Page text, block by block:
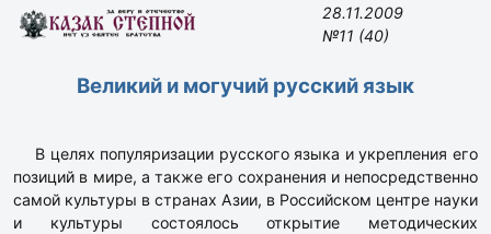
28.11.2009
№11 (40)
Великий и могучий русский язык
В целях популяризации русского языка и укрепления его
позиций в мире, а также его сохранения и непосредственно
самой культуры в странах Азии, в Российском центре науки
и культуры состоялось открытие методических